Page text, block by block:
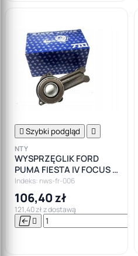
 Szybki podgląd 
NTY
WYSPRZĘGLIK FORD
PUMA FIESTA IV FOCUS I
MK1 BENZ
Indeks: nws-fr-006
106,40 zł
121,40 zł z dostawą
 